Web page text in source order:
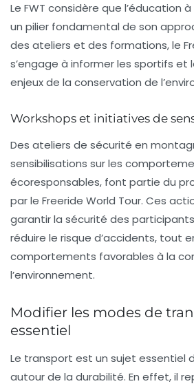
Le FWT considère que l’éducation à
un pilier fondamental de son
des ateliers et des formations, le
s’engage à informer les sportifs et
enjeux de la conservation de
Workshops et initiatives de
Des ateliers de sécurité en
sensibilisations sur les
écoresponsables, font partie du
par le Freeride World Tour. Ces
garantir la sécurité des
réduire le risque d’accidents, tout
comportements favorables à la
l’environnement.
Modifier les modes de
essentiel
Le transport est un sujet essentiel
autour de la durabilité. En effet, il